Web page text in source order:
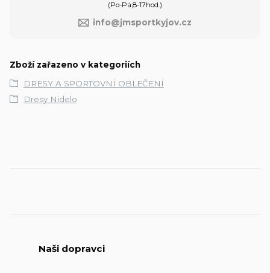
(Po-Pá,8-17hod.)
info@jmsportkyjov.cz
Zboží zařazeno v kategoriích
DRESY A SPORTOVNÍ OBLEČENÍ
Dresy Nidelo
Naši dopravci